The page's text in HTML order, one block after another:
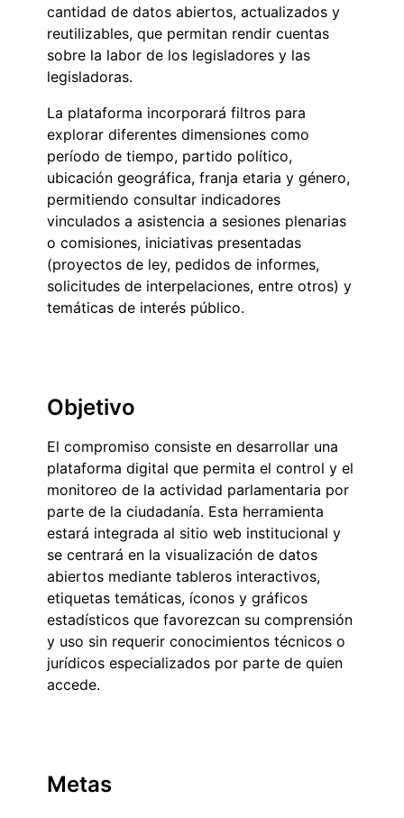
cantidad de datos abiertos, actualizados y
reutilizables, que permitan rendir cuentas
sobre la labor de los legisladores y las
legisladoras.
La plataforma incorporará filtros para
explorar diferentes dimensiones como
período de tiempo, partido político,
ubicación geográfica, franja etaria y género,
permitiendo consultar indicadores
vinculados a asistencia a sesiones plenarias
o comisiones, iniciativas presentadas
(proyectos de ley, pedidos de informes,
solicitudes de interpelaciones, entre otros) y
temáticas de interés público.
Objetivo
El compromiso consiste en desarrollar una
plataforma digital que permita el control y el
monitoreo de la actividad parlamentaria por
parte de la ciudadanía. Esta herramienta
estará integrada al sitio web institucional y
se centrará en la visualización de datos
abiertos mediante tableros interactivos,
etiquetas temáticas, íconos y gráficos
estadísticos que favorezcan su comprensión
y uso sin requerir conocimientos técnicos o
jurídicos especializados por parte de quien
accede.
Metas